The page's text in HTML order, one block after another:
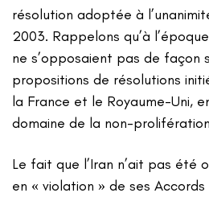
résolution adoptée à
2003. Rappelons qu’à
ne s’opposaient pas de façon
propositions de résolutions
la France et le Royaume-Uni,
domaine de la non-
Le fait que l’Iran n’ait pas été
en « violation » de ses